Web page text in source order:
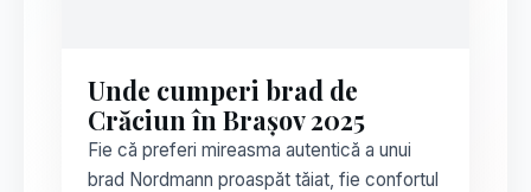
Unde cumperi brad de
Crăciun în Brașov 2025
Fie că preferi mireasma autentică a unui
brad Nordmann proaspăt tăiat, fie confortul